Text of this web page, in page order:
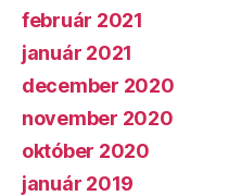
február 2021
január 2021
december 2020
november 2020
október 2020
január 2019